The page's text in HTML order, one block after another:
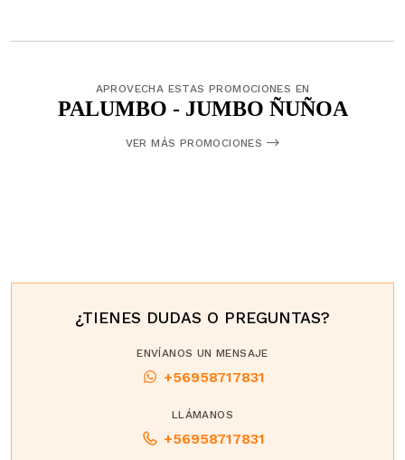
APROVECHA ESTAS PROMOCIONES EN
PALUMBO - JUMBO ÑUÑOA
VER MÁS PROMOCIONES
¿TIENES DUDAS O PREGUNTAS?
ENVÍANOS UN MENSAJE
+56958717831
LLÁMANOS
+56958717831